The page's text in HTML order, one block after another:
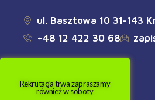
ul. Basztowa 10 31-143
+48 12 422 30 68
Rekrutacja trwa zapraszamy
również w soboty